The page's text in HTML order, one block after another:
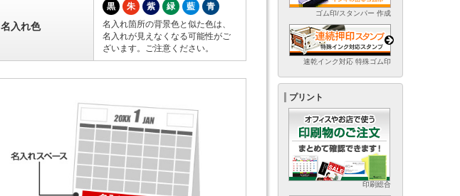
名入れ色
黒 朱 紫 緑 藍
青
名入れ箇所の背景色と似た色は、
名入れが見えなくなる可能性がご
ざいます。ご注意ください。
ゴム印/スタンパー 作成
速乾インク対応 特殊ゴム印
プリント
印刷総合